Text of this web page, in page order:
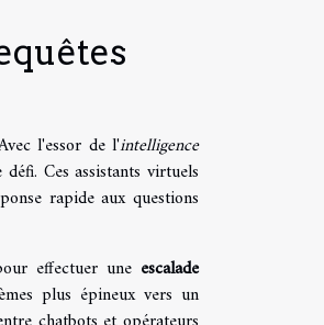
l'essor de l'intelligence
Ces assistants virtuels
rapide aux questions
effectuer une escalade
plus épineux vers un